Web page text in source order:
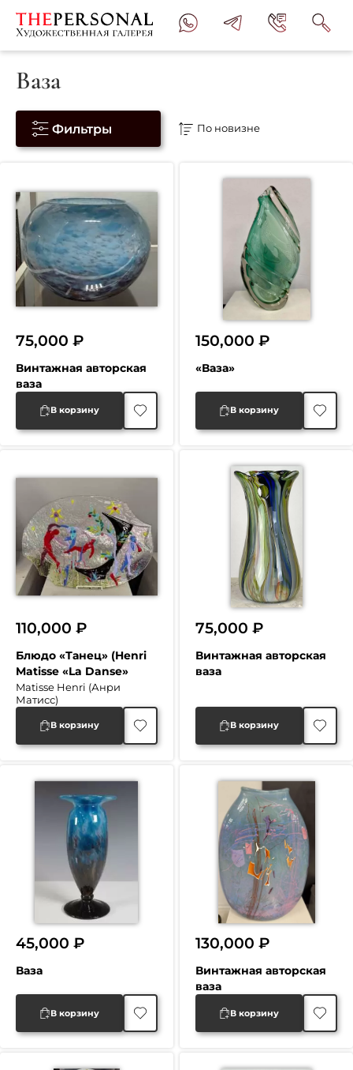
Ваза
Фильтры
Винтажная авторская
ваза
75,000 ₽
В корзину
«Ваза»
150,000₽
В корзину
Блюдо «Танец» (Henri
Matisse «La Danse»
Matisse Henri (Анри
Матисс)
110,000 ₽
В корзину
Винтажная авторская
ваза
75,000₽
В корзину
Ваза
45,000 ₽
В корзину
Винтажная авторская
ваза
130,000₽
В корзину